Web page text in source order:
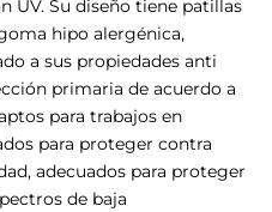
UV. Su diseño tiene patillas
hipo alergénica,
a sus propiedades anti
primaria de acuerdo a
para trabajos en
para proteger contra
adecuados para proteger
de baja